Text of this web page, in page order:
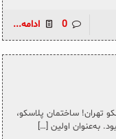
0 ادامه...
تهران! ساختمان پلاسکو،
به‌عنوان اولین […]